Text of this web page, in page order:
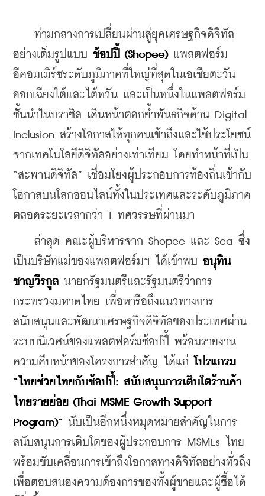
ท่ามกลางการเปลี่ยนผ่านสู่ยุคเศรษฐกิจดิจิทัล
อย่างเต็มรูปแบบ ช้อปปี้ (Shopee) แพลตฟอร์ม
อีคอมเมิร์ซระดับภูมิภาคที่ใหญ่ที่สุดในเอเชียตะวัน
ออกเฉียงใต้และไต้หวัน และเป็นหนึ่งในแพลตฟอร์ม
ชั้นนำในบราซิล เดินหน้าตอกย้ำพันธกิจด้าน Digital
Inclusion สร้างโอกาสให้ทุกคนเข้าถึงและใช้ประโยชน์
จากเทคโนโลยีดิจิทัลอย่างเท่าเทียม โดยทำหน้าที่เป็น
“สะพานดิจิทัล” เชื่อมโยงผู้ประกอบการท้องถิ่นเข้ากับ
โอกาสบนโลกออนไลน์ทั้งในประเทศและระดับภูมิภาค
ตลอดระยะเวลากว่า 1 ทศวรรษที่ผ่านมา
ล่าสุด คณะผู้บริหารจาก Shopee และ Sea ซึ่ง
เป็นบริษัทแม่ของแพลตฟอร์มฯ ได้เข้าพบ อนุทิน
ชาญวีรกูล นายกรัฐมนตรีและรัฐมนตรีว่าการ
กระทรวงมหาดไทย เพื่อหารือถึงแนวทางการ
สนับสนุนและพัฒนาเศรษฐกิจดิจิทัลของประเทศผ่าน
ระบบนิเวศน์ของแพลตฟอร์มช้อปปี้ พร้อมรายงาน
ความคืบหน้าของโครงการสำคัญ ได้แก่
โปรแกรม
“ไทยช่วยไทยกับช้อปปี้: สนับสนุนการเติบโตร้านค้า
ไทยรายย่อย (Thai MSME Growth Support
Program)” นับเป็นอีกหนึ่งหมุดหมายสำคัญในการ
สนับสนุนการเติบโตของผู้ประกอบการ MSMEs ไทย
พร้อมขับเคลื่อนการเข้าถึงโอกาสทางดิจิทัลอย่างทั่วถึง
เพื่อตอบสนองความต้องการของทั้งผู้ขายและผู้ซื้อได้